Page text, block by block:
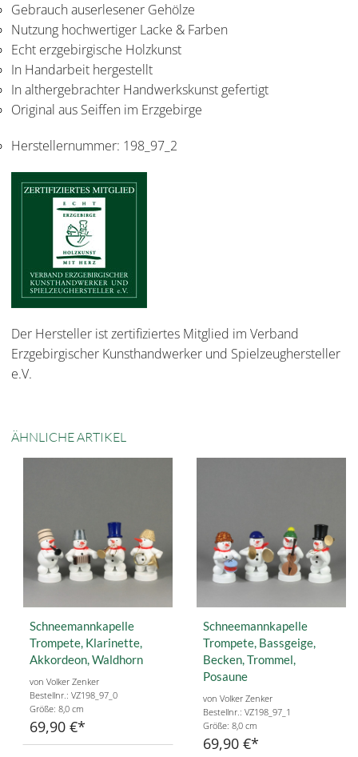
Gebrauch auserlesener Gehölze
Nutzung hochwertiger Lacke & Farben
Echt erzgebirgische Holzkunst
In Handarbeit hergestellt
In althergebrachter Handwerkskunst gefertigt
Original aus Seiffen im Erzgebirge
Herstellernummer: 198_97_2
Der Hersteller ist zertifiziertes Mitglied im Verband
Erzgebirgischer Kunsthandwerker und Spielzeughersteller
e.V.
ÄHNLICHE ARTIKEL
Schneemannkapelle
Trompete, Klarinette,
Akkordeon, Waldhorn
von Volker Zenker
Bestellnr.: VZ198_97_0
Größe: 8,0 cm
69,90 €
Schneemannkapelle
Trompete, Bassgeige,
Becken, Trommel,
Posaune
von Volker Zenker
Bestellnr.: VZ198_97_1
Größe: 8,0 cm
69,90 €